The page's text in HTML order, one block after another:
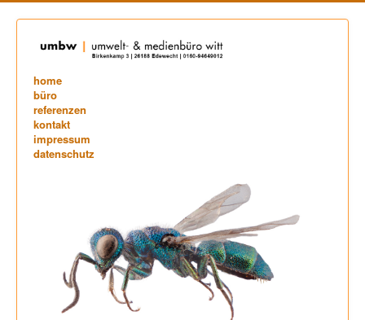
home
büro
referenzen
kontakt
impressum
datenschutz